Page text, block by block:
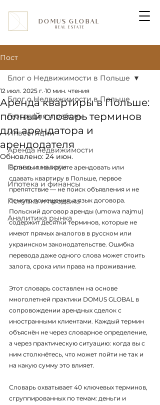
DOMUS GLOBAL
REAL ESTATE
Пост
Блог о Недвижимости в Польше
География и районы
Инвестиции
Аренда недвижимости
Право и налоги
Ипотека и финансы
Покупка и продажа
Аналитика рынка
Блог о Недвижимости в Польше
Аренда квартиры в Польше:
полный словарь терминов
для арендатора и
арендодателя
12 июл. 2025 г. 10 мин. чтения
Обновлено: 24 июн.
Если вы планируете арендовать или
сдавать квартиру в Польше, первое
препятствие — не поиск объявления и не
осмотр помещения, а язык договора.
Польский договор аренды (umowa najmu)
содержит десятки терминов, которые не
имеют прямых аналогов в русском или
украинском законодательстве. Ошибка
перевода даже одного слова может стоить
залога, срока или права на проживание.
Этот словарь составлен на основе
многолетней практики DOMUS GLOBAL в
сопровождении арендных сделок с
иностранными клиентами. Каждый термин
объяснён не через словарное определение,
а через практическую ситуацию: когда вы с
ним столкнётесь, что может пойти не так и
на какую сумму это влияет.
Словарь охватывает 40 ключевых терминов,
сгруппированных по темам: деньги и